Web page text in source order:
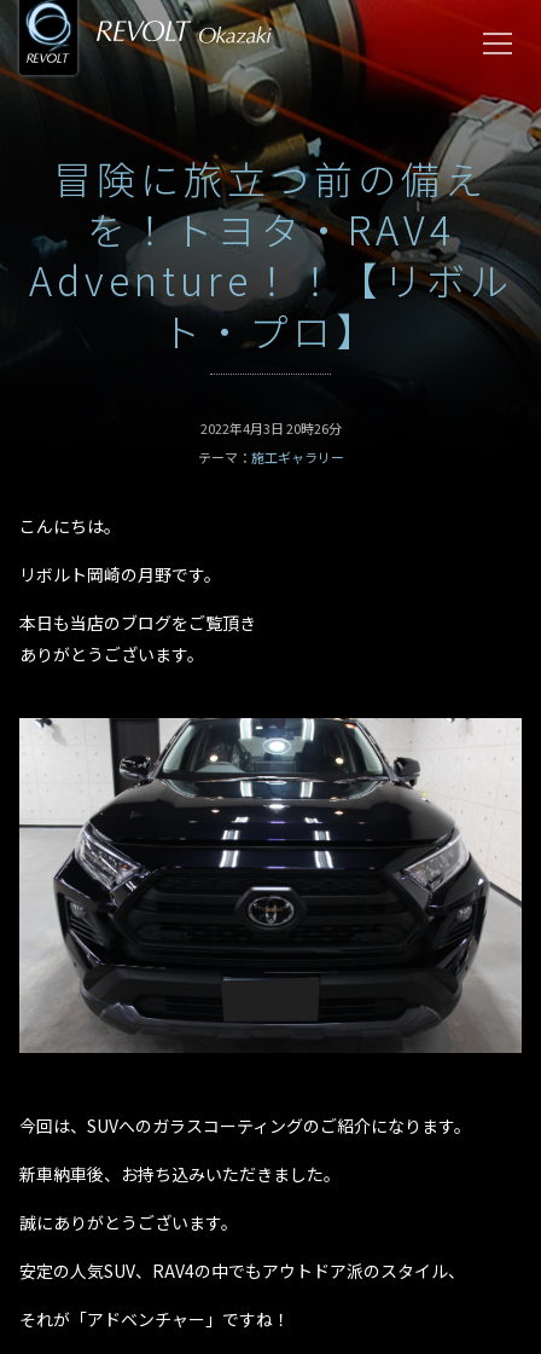
冒険に旅立つ前の備え
を！トヨタ・RAV4
Adventure！！【リボル
ト・プロ】
2022年4月3日 20時26分
テーマ： 施工ギャラリー
こんにちは。
リボルト岡崎の月野です。
本日も当店のブログをご覧頂き
ありがとうございます。
今回は、SUVへのガラスコーティングのご紹介になります。
新車納車後、お持ち込みいただきました。
誠にありがとうございます。
安定の人気SUV、RAV4の中でもアウトドア派のスタイル、
それが「アドベンチャー」ですね！